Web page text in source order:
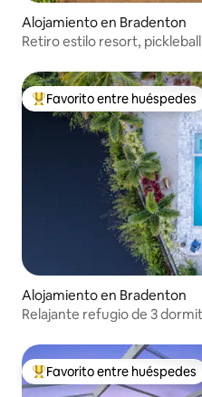
Alojamiento en Bradenton
Retiro estilo resort,
Favorito entre huéspedes
Favorito entre huéspedes
Alojamiento en Bradenton
Relajante refugio de 3
Favorito entre huéspedes
Favorito entre huéspedes